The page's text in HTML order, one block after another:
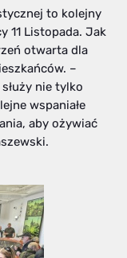
to kolejny
11 Listopada. Jak
otwarta dla
–
nie tylko
wspaniałe
aby ożywiać